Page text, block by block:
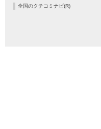
全国のクチコミナビ(R)